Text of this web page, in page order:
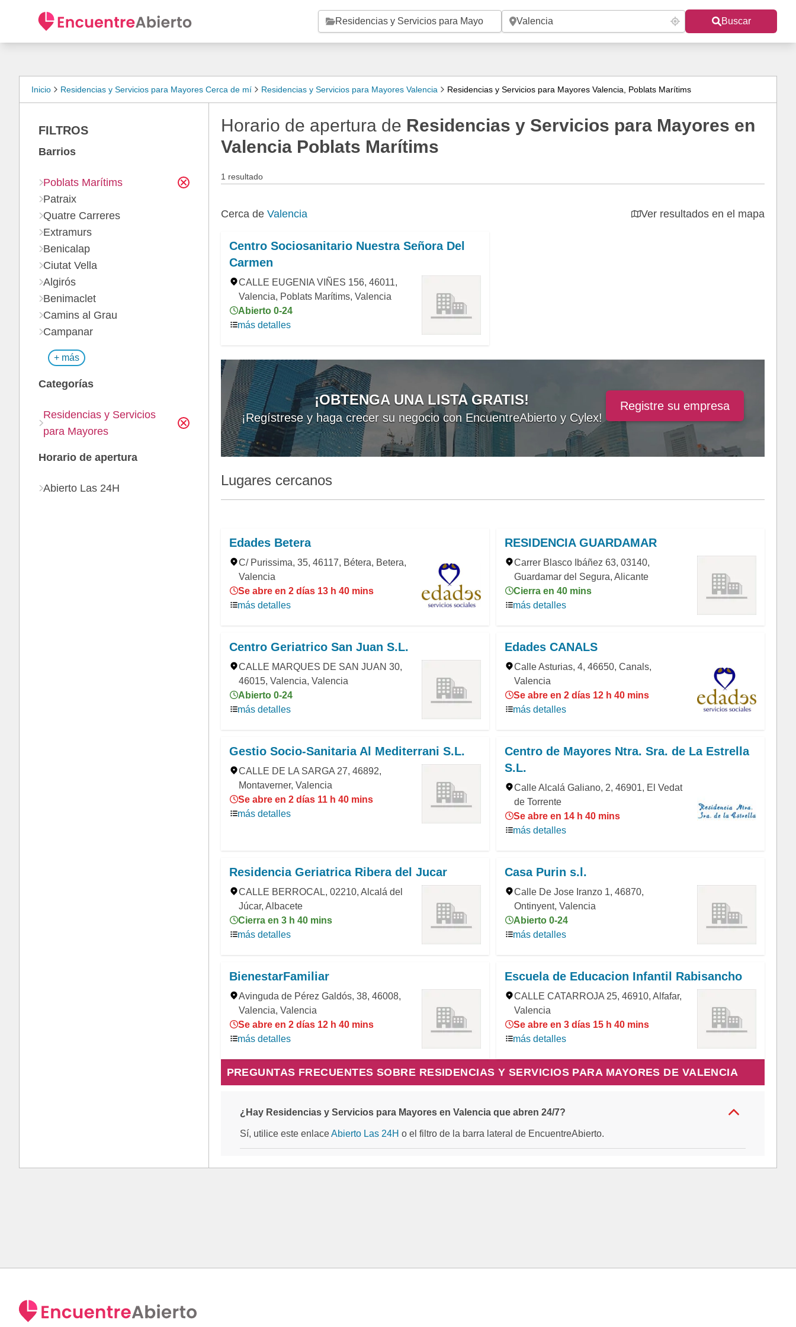
Buscar
Inicio Residencias y Servicios para Mayores Cerca de mí Residencias y Servicios para Mayores Valencia Residencias y Servicios para Mayores Valencia, Poblats Marítims
Horario de apertura de Residencias y Servicios para Mayores en
Valencia Poblats Marítims
1 resultado
Cerca de Valencia Ver resultados en el mapa
Centro Sociosanitario Nuestra Señora Del
Carmen
CALLE EUGENIA VIÑES 156, 46011,
Valencia, Poblats Marítims, Valencia
Abierto 0-24
más detalles
¡OBTENGA UNA LISTA GRATIS!
¡Regístrese y haga crecer su negocio con EncuentreAbierto y Cylex!
Registre su empresa
Lugares cercanos
Edades Betera
C/ Purissima, 35, 46117, Bétera, Betera,
Valencia
Se abre en 2 días 13 h 40 mins
más detalles
RESIDENCIA GUARDAMAR
Carrer Blasco Ibáñez 63, 03140,
Guardamar del Segura, Alicante
Cierra en 40 mins
más detalles
Centro Geriatrico San Juan S.L.
CALLE MARQUES DE SAN JUAN 30,
46015, Valencia, Valencia
Abierto 0-24
más detalles
Edades CANALS
Calle Asturias, 4, 46650, Canals,
Valencia
Se abre en 2 días 12 h 40 mins
más detalles
Gestio Socio-Sanitaria Al Mediterrani S.L.
CALLE DE LA SARGA 27, 46892,
Montaverner, Valencia
Se abre en 2 días 11 h 40 mins
más detalles
Centro de Mayores Ntra. Sra. de La Estrella
S.L.
Calle Alcalá Galiano, 2, 46901, El Vedat
de Torrente
Se abre en 14 h 40 mins
más detalles
Residencia Geriatrica Ribera del Jucar
CALLE BERROCAL, 02210, Alcalá del
Júcar, Albacete
Cierra en 3 h 40 mins
más detalles
Casa Purin s.l.
Calle De Jose Iranzo 1, 46870,
Ontinyent, Valencia
Abierto 0-24
más detalles
BienestarFamiliar
Avinguda de Pérez Galdós, 38, 46008,
Valencia, Valencia
Se abre en 2 días 12 h 40 mins
más detalles
Escuela de Educacion Infantil Rabisancho
CALLE CATARROJA 25, 46910, Alfafar,
Valencia
Se abre en 3 días 15 h 40 mins
más detalles
PREGUNTAS FRECUENTES SOBRE RESIDENCIAS Y SERVICIOS PARA MAYORES DE VALENCIA
¿Hay Residencias y Servicios para Mayores en Valencia que abren 24/7?
Sí, utilice este enlace Abierto Las 24H o el filtro de la barra lateral de EncuentreAbierto.
FILTROS
Barrios
Poblats Marítims
Patraix
Quatre Carreres
Extramurs
Benicalap
Ciutat Vella
Algirós
Benimaclet
Camins al Grau
Campanar
+ más
Categorías
Residencias y Servicios
para Mayores
Horario de apertura
Abierto Las 24H